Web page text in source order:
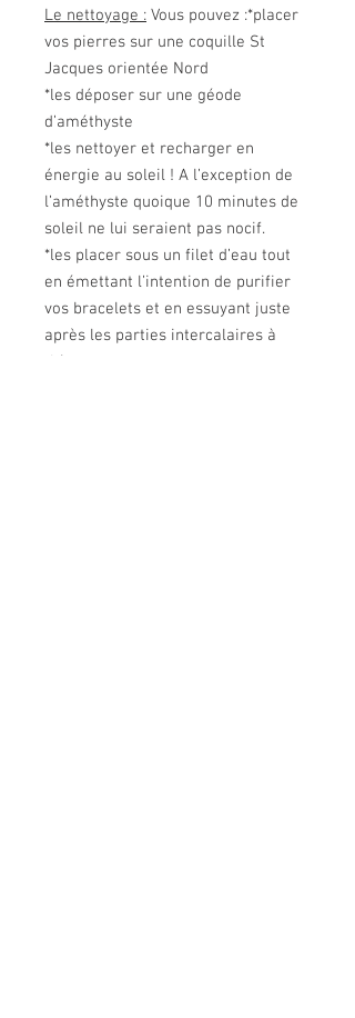
Le nettoyage : Vous pouvez :*placer
vos pierres sur une coquille St
Jacques orientée Nord
*les déposer sur une géode
d’améthyste
*les nettoyer et recharger en
énergie au soleil ! A l’exception de
l’améthyste quoique 10 minutes de
soleil ne lui seraient pas nocif.
*les placer sous un filet d’eau tout
en émettant l’intention de purifier
vos bracelets et en essuyant juste
après les parties intercalaires à
thème.